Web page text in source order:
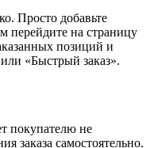
Просто добавьте
перейдите на страницу
позиций и
«Быстрый заказ».
покупателю не
заказа самостоятельно.